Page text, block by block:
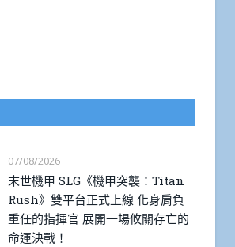
07/08/2026
末世機甲 SLG《機甲突襲：Titan
Rush》雙平台正式上線 化身肩負
重任的指揮官 展開一場攸關存亡的
命運決戰！